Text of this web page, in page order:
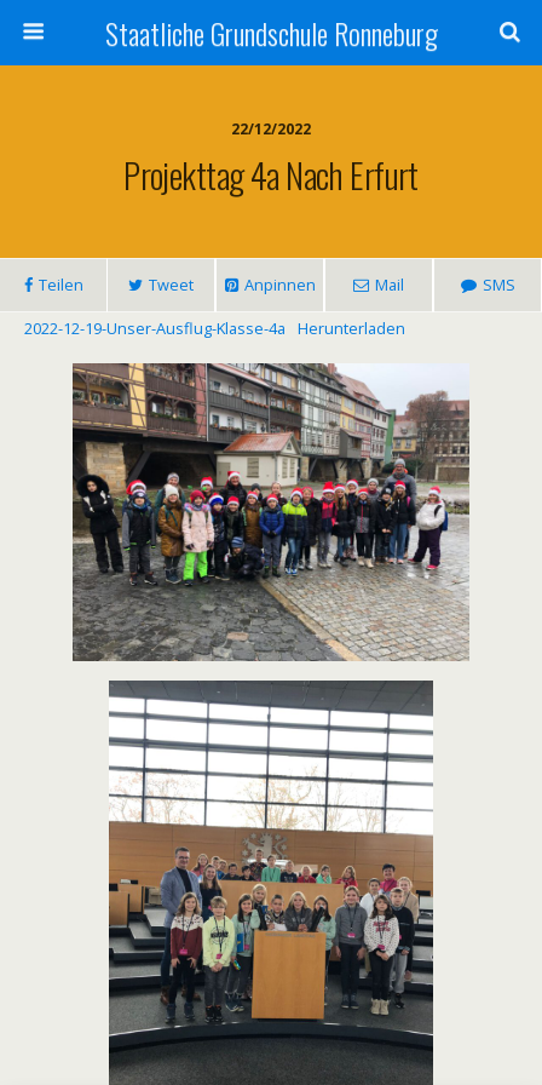
Staatliche Grundschule Ronneburg
22/12/2022
Projekttag 4a Nach Erfurt
Teilen Tweet Anpinnen Mail
SMS
2022-12-19-Unser-Ausflug-Klasse-4a
Herunterladen